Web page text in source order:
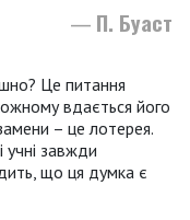
П. Буаст
Це питання
вдається його
– це лотерея.
завжди
що ця думка є